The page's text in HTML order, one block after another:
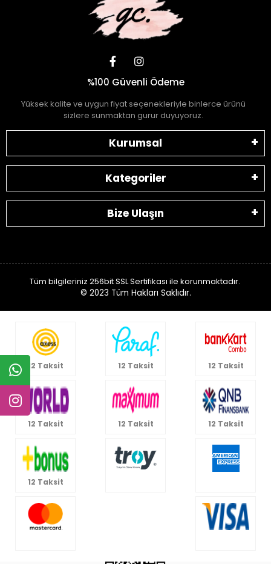
%100 Güvenli Ödeme
Yüksek kalite ve uygun fiyat seçenekleriyle binlerce ürünü
sizlere sunmaktan gurur duyuyoruz.
Kurumsal
Kategoriler
Bize Ulaşın
Tüm bilgileriniz 256bit SSL Sertifikası ile korunmaktadır.
© 2023 Tüm Hakları Saklıdır.
12 Taksit 12 Taksit 12 Taksit
12 Taksit 12 Taksit 12 Taksit
12 Taksit